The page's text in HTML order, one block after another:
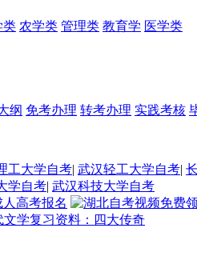
类 农学类 管理类 教育学 医学类
纲 免考办理 转考办理 实践考核
工大学自考| 武汉轻工大学自考|
学自考| 武汉科技大学自考
文学复习资料：四大传奇